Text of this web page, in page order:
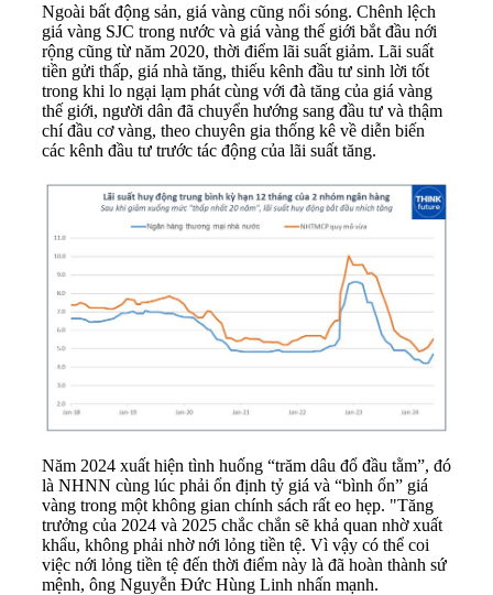
Ngoài bất động sản, giá vàng cũng nổi sóng. Chênh lệch
giá vàng SJC trong nước và giá vàng thế giới bắt đầu nới
rộng cũng từ năm 2020, thời điểm lãi suất giảm. Lãi suất
tiền gửi thấp, giá nhà tăng, thiếu kênh đầu tư sinh lời tốt
trong khi lo ngại lạm phát cùng với đà tăng của giá vàng
thế giới, người dân đã chuyển hướng sang đầu tư và thậm
chí đầu cơ vàng, theo chuyên gia thống kê về diễn biến
các kênh đầu tư trước tác động của lãi suất tăng.
Năm 2024 xuất hiện tình huống “trăm dâu đổ đầu tằm”, đó
là NHNN cùng lúc phải ổn định tỷ giá và “bình ổn” giá
vàng trong một không gian chính sách rất eo hẹp. "Tăng
trưởng của 2024 và 2025 chắc chắn sẽ khả quan nhờ xuất
khẩu, không phải nhờ nới lỏng tiền tệ. Vì vậy có thể coi
việc nới lỏng tiền tệ đến thời điểm này là đã hoàn thành sứ
mệnh, ông Nguyễn Đức Hùng Linh nhấn mạnh.